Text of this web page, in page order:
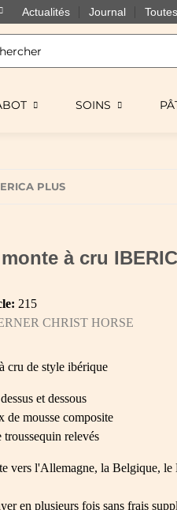
Actualités Journal
SOINS
PLUS
à cru
215
CHRIST HORSE
cru de style ibérique
et dessous
de mousse composite
troussequin relevés
vers l'Allemagne, la Belgique, le
en plusieurs fois sans frais